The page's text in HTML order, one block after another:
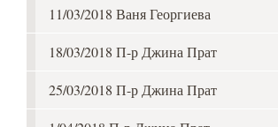
11/03/2018 Ваня Георгиева
18/03/2018 П-р Джина Прат
25/03/2018 П-р Джина Прат